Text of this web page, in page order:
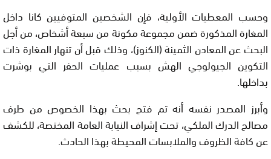
وحسب المعطيات الأولية، فإن الشخصين المتوفيين كانا داخل
المغارة المذكورة ضمن مجموعة مكونة من سبعة أشخاص، من أجل
البحث عن المعادن الثمينة (الكنوز)، وذلك قبل أن تنهار المغارة ذات
التكوين الجيولوجي الهش بسبب عمليات الحفر التي بوشرت
بداخلها.
وأبرز المصدر نفسه أنه تم فتح بحث بهذا الخصوص من طرف
مصالح الدرك الملكي، تحت إشراف النيابة العامة المختصة، للكشف
عن كافة الظروف والملابسات المحيطة بهذا الحادث.